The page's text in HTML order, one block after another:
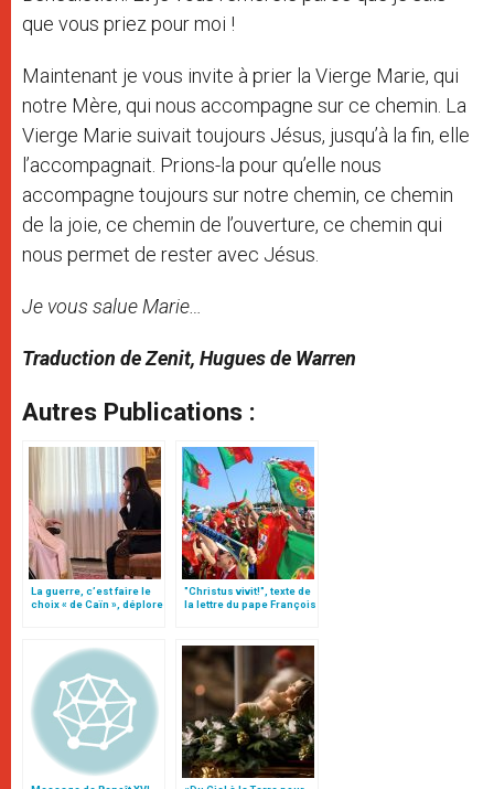
que vous priez pour moi !
Maintenant je vous invite à prier la Vierge Marie, qui
notre Mère, qui nous accompagne sur ce chemin. La
Vierge Marie suivait toujours Jésus, jusqu’à la fin, elle
l’accompagnait. Prions-la pour qu’elle nous
accompagne toujours sur notre chemin, ce chemin
de la joie, ce chemin de l’ouverture, ce chemin qui
nous permet de rester avec Jésus.
Je vous salue Marie…
Traduction de Zenit, Hugues de Warren
Autres Publications :
La guerre, c’est faire le
choix « de Caïn », déplore
"Christus vivit!", texte de
la lettre du pape François